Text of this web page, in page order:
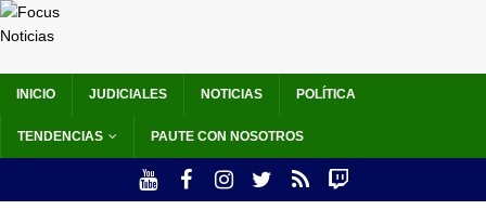
INICIO JUDICIALES NOTICIAS POLÍTICA
TENDENCIAS PAUTE CON NOSOTROS